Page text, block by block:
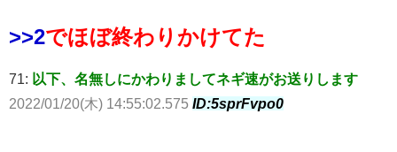
>>2でほぼ終わりかけてた
71: 以下、名無しにかわりましてネギ速がお送りします
2022/01/20(木) 14:55:02.575 ID:5sprFvpo0